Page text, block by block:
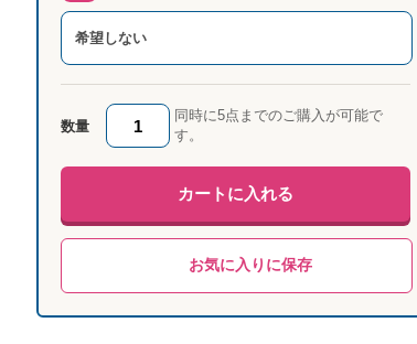
希望しない
数量
同時に5点までのご購入が可能で
す。
カートに入れる
お気に入りに保存